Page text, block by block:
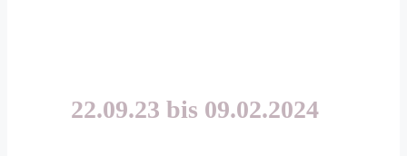
22.09.23 bis 09.02.2024